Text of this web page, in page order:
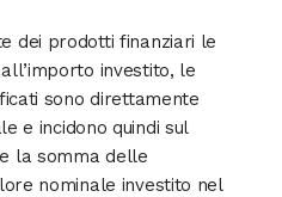
dei prodotti finanziari le
investito, le
sono direttamente
e incidono quindi sul
la somma delle
nominale investito nel